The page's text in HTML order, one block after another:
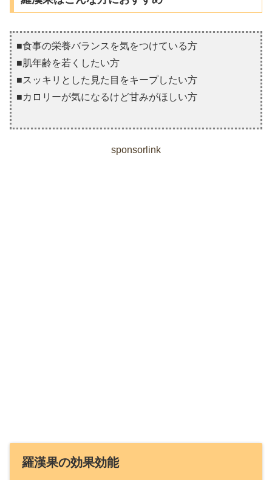
■食事の栄養バランスを気をつけている方
■肌年齢を若くしたい方
■スッキリとした見た目をキープしたい方
■カロリーが気になるけど甘みがほしい方
sponsorlink
羅漢果の効果効能